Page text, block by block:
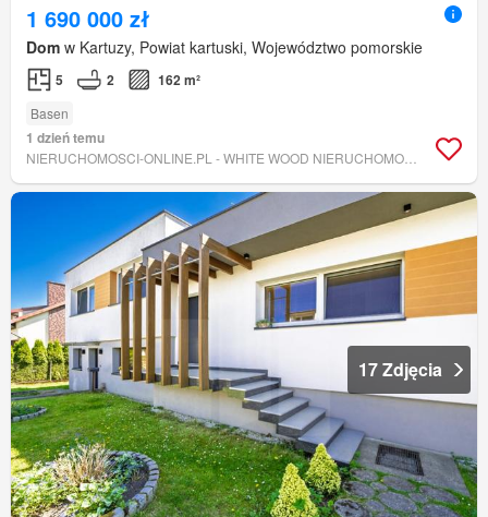
1 690 000 zł
Dom w Kartuzy, Powiat kartuski, Województwo pomorskie
5 2 162 m²
Basen
1 dzień temu
17 Zdjęcia